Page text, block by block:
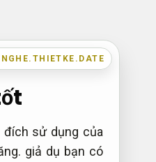
sử dụng của
giả dụ bạn có